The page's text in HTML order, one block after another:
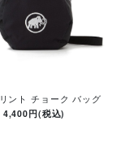
ント チョーク バッグ
4,400円(税込)